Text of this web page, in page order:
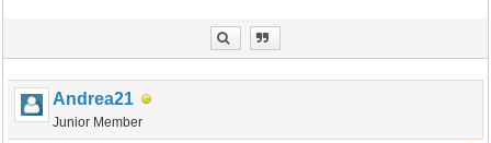
Andrea21
Junior Member